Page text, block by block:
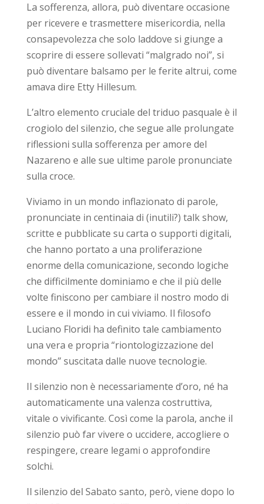
La sofferenza, allora, può diventare occasione
per ricevere e trasmettere misericordia, nella
consapevolezza che solo laddove si giunge a
scoprire di essere sollevati “malgrado noi”, si
può diventare balsamo per le ferite altrui, come
amava dire Etty Hillesum.
L’altro elemento cruciale del triduo pasquale è il
crogiolo del silenzio, che segue alle prolungate
riflessioni sulla sofferenza per amore del
Nazareno e alle sue ultime parole pronunciate
sulla croce.
Viviamo in un mondo inflazionato di parole,
pronunciate in centinaia di (inutili?) talk show,
scritte e pubblicate su carta o supporti digitali,
che hanno portato a una proliferazione
enorme della comunicazione, secondo logiche
che difficilmente dominiamo e che il più delle
volte finiscono per cambiare il nostro modo di
essere e il mondo in cui viviamo. Il filosofo
Luciano Floridi ha definito tale cambiamento
una vera e propria “riontologizzazione del
mondo” suscitata dalle nuove tecnologie.
Il silenzio non è necessariamente d’oro, né ha
automaticamente una valenza costruttiva,
vitale o vivificante. Così come la parola, anche il
silenzio può far vivere o uccidere, accogliere o
respingere, creare legami o approfondire
solchi.
Il silenzio del Sabato santo, però, viene dopo lo